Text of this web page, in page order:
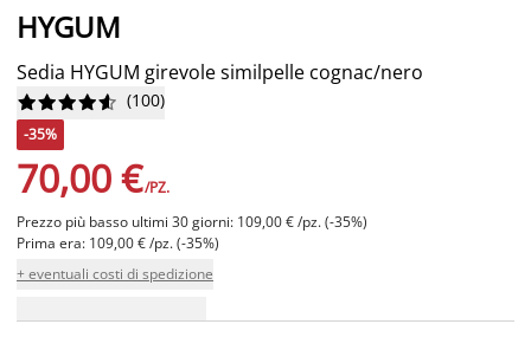
HYGUM
Sedia HYGUM girevole similpelle cognac/nero





 (100)
-35%
70,00 €/PZ.
Prezzo più basso ultimi 30 giorni: 109,00 € /pz. (-35%)
Prima era: 109,00 € /pz. (-35%)
+ eventuali costi di spedizione